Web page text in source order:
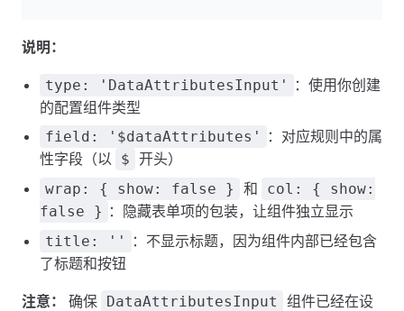
说明：
type: 'DataAttributesInput'
：使用你创建
的配置组件类型
field: '$dataAttributes'
：对应规则中的属
性字段（以
$ 开头）
wrap: { show: false } 和
col: { show:
false } ：隐藏表单项的包装，让组件独立显示
title: ''
：不显示标题，因为组件内部已经包含
了标题和按钮
注意： 确保 DataAttributesInput
组件已经在设